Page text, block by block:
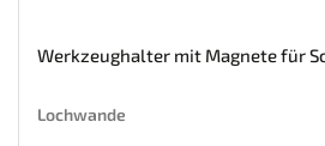
Werkzeughalter mit Magnete für
Lochwande